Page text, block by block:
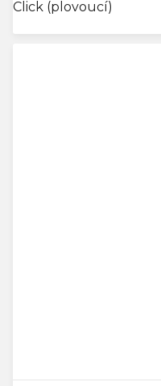
Click (plovoucí)